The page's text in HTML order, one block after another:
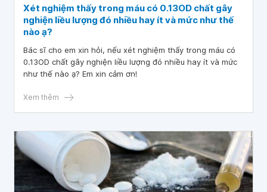
Xét nghiệm thấy trong máu có 0.13OD chất gây
nghiện liều lượng đó nhiều hay ít và mức như thế
nào ạ?
Bác sĩ cho em xin hỏi, nếu xét nghiệm thấy trong máu có
0.13OD chất gây nghiện liều lượng đó nhiều hay ít và mức
như thế nào ạ? Em xin cảm ơn!
Xem thêm